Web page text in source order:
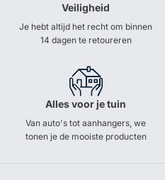
Veiligheid
Je hebt altijd het recht om binnen
14 dagen te retoureren
Alles voor je tuin
Van auto's tot aanhangers, we
tonen je de mooiste producten